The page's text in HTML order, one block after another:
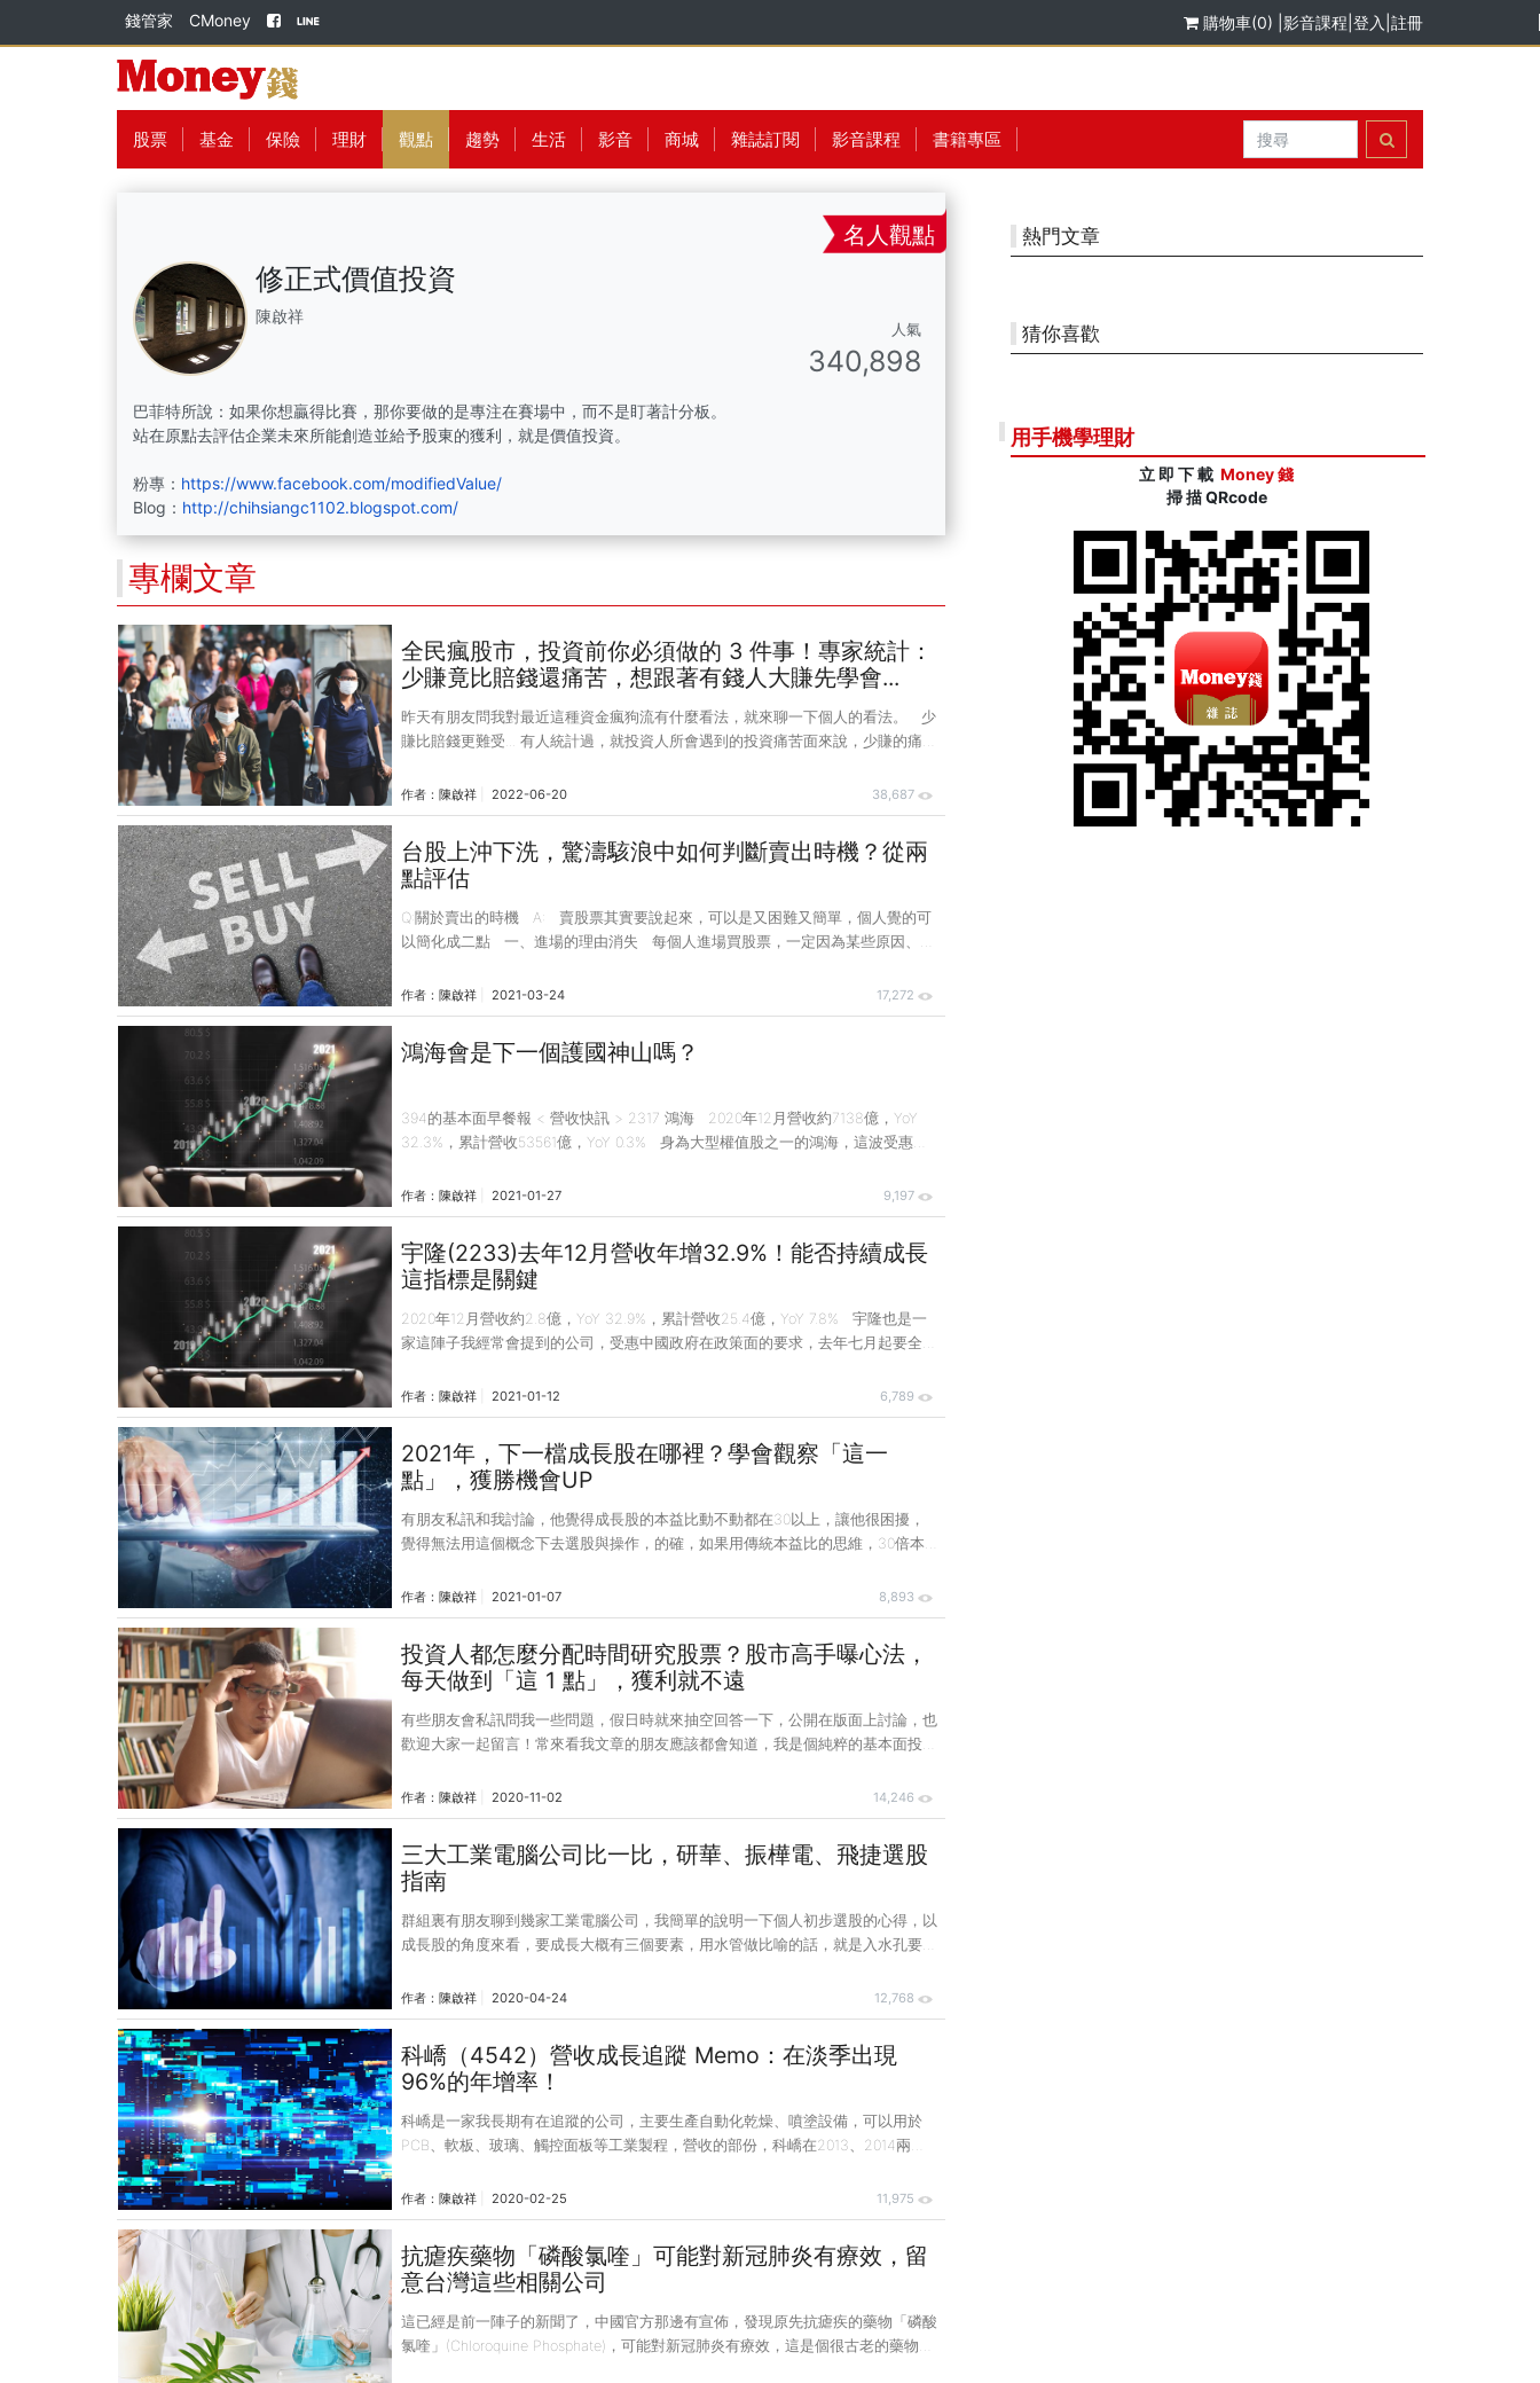
錢管家 CMoney 購物車(0) 影音課程 登入 註冊
股票 基金 保險 理財 觀點 趨勢 生活 影音 商城 雜誌訂閱 影音課程 書籍專區
名人觀點
修正式價值投資
陳啟祥
人氣
340,898
巴菲特所說：如果你想贏得比賽，那你要做的是專注在賽場中，而不是盯著計分板。
站在原點去評估企業未來所能創造並給予股東的獲利，就是價值投資。
粉專： https://www.facebook.com/modifiedValue/
Blog： http://chihsiangc1102.blogspot.com/
專欄文章
全民瘋股市，投資前你必須做的 3 件事！專家統計：
少賺竟比賠錢還痛苦，想跟著有錢人大賺先學會...
昨天有朋友問我對最近這種資金瘋狗流有什麼看法，就來聊一下個人的看法。 少
賺比賠錢更難受... 有人統計過，就投資人所會遇到的投資痛苦面來說，少賺的痛苦
賺，自己沒賺反而比自己賠錢還要難受，這樣的心態其實並不是很健康的。 遇到
這種時候，其實我都會請大家再一次的思考，你投資的中心思想是什麼，如果你是
屬於技術分析派的，就像左打遇到右手的下勾投手一樣，那麼這個盤很適合你，但
是如果你長期以來就不是靠這樣的方式得到投資成果，那我真的還是建議，冷靜下
來，仔細的再想一時，投資的根本是什麼，
作者： 陳啟祥 2022-06-20 38,687
台股上沖下洗，驚濤駭浪中如何判斷賣出時機？從兩
點評估
Q:關於賣出的時機 A: 賣股票其實要說起來，可以是又困難又簡單，個人覺的可
以簡化成二點 一、進場的理由消失 每個人進場買股票，一定因為某些原因、某
就可以思考下一步的操作，因為在不同的時間點，會有不同的資訊量，而新增的資
訊量，也可能讓你修正進場的理由。 稍微用具體一點的例子來說，如果你基於分
析後得出，某家公司去年Q4的財報會超出市場預期而進行買入的動作，那麼當這
家公司的財報出來的確超過市場的預估
作者： 陳啟祥 2021-03-24 17,272
鴻海會是下一個護國神山嗎？
394的基本面早餐報 < 營收快訊 > 2317 鴻海 2020年12月營收約7138億，YoY
32.3%，累計營收53561億，YoY 0.3% 身為大型權值股之一的鴻海，這波受惠電
間，但個人覺得鴻海除了話題性和權值股的特性外，其實12月營收也露透著一些訊
息，受惠iphone 12 Pro及Pro Max銷售及需求高於原本的預期，所以鴻海Q4的營收
YoY來到15%左右，而前年同期的EPS有3.45元，合理推測去年Q4的EPS可以超過
作者： 陳啟祥 2021-01-27 9,197
宇隆(2233)去年12月營收年增32.9%！能否持續成長
這指標是關鍵
2020年12月營收約2.8億，YoY 32.9%，累計營收25.4億，YoY 7.8% 宇隆也是一
家這陣子我經常會提到的公司，受惠中國政府在政策面的要求，去年七月起要全面
11月，11月年增率仍然是成長的，來到18%左右，只是跟前幾個月的大幅成長(大於
30%)相比是稍微退步，最主要的原因是，原本年底就是商用車銷售的旺季，以19
年9-11月的數字來看，就是逐月增長的狀況，而近幾個月中國商用車的銷售數字也
都在頂峰了，基期拉高就會看到年增率下滑。(建議可以去財經M平方網站看一下
詳
作者： 陳啟祥 2021-01-12 6,789
2021年，下一檔成長股在哪裡？學會觀察「這一
點」，獲勝機會UP
有朋友私訊和我討論，他覺得成長股的本益比動不動都在30以上，讓他很困擾，
覺得無法用這個概念下去選股與操作，的確，如果用傳統本益比的思維，30倍本
決策時會再三思考的，所以，這邊我提出二個個人的投資觀點給大家參考，在面對
成長股時，使用本益比這個數字時可以稍微轉念一下。 1 請用未來的本益比來評估
如果打開各大網站提供的本益比數據，通常大都是用近四季加總或是直接用去年
的EPS來當做本益比計算的標準，當然，這種計算方式會有很大的評估偏差，其實
我個人在評估時，所用來當做評估標準的E
作者： 陳啟祥 2021-01-07 8,893
投資人都怎麼分配時間研究股票？股市高手曝心法，
每天做到「這 1 點」，獲利就不遠
有些朋友會私訊問我一些問題，假日時就來抽空回答一下，公開在版面上討論，也
歡迎大家一起留言！常來看我文章的朋友應該都會知道，我是個純粹的基本面投資
司的營運狀態，過低或是過高的價格，終究會回歸到他合理的價值上。可是，很明
顯的，我們的生活並不只有投資，還有工作、家事、休閒活動或是顧小孩……等等
的工作要做，每個人都會覺得時間不夠，那到底要怎麼分配呢？或是有沒有什麼速
成的方式？很可惜的！在這邊我必須很老實的跟大家說，投資就是一步一腳印的累
積，沒有什麼神奇的東西能讓你一口氣就變成高手，因
作者： 陳啟祥 2020-11-02 14,246
三大工業電腦公司比一比，研華、振樺電、飛捷選股
指南
群組裏有朋友聊到幾家工業電腦公司，我簡單的說明一下個人初步選股的心得，以
成長股的角度來看，要成長大概有三個要素，用水管做比喻的話，就是入水孔要大
變小)，除了第三點在台股比較少見外，前二點都是我初期篩選時的觀察重點。 以
營收和毛利變化來看，2395是連年成長，非常好，毛利率微幅下跌，還不算太失
控，所以EPS也還能成長，8114則是2017、2018飛躍式成長，2019持平，但毛利
率掉了一階，再加上股本擴增，所以EPS並沒有跟著成長上來，6206在2018年前
走法也是營收增毛利降，不過2019你明顯
作者： 陳啟祥 2020-04-24 12,768
科嶠（4542）營收成長追蹤 Memo：在淡季出現
96%的年增率！
科嶠是一家我長期有在追蹤的公司，主要生產自動化乾燥、噴塗設備，可以用於
PCB、軟板、玻璃、觸控面板等工業製程，營收的部份，科嶠在2013、2014兩年
17、18年則又緩步回昇到6億上下，以銷售地區來看，科嶠產品營收來源主要還是
出口佔了營收八成，特別是中國，科嶠的營收是採出貨時認列，但合約負債的部
份，19年從Q1到Q3的數字分別是1.46、1.52、1.37億，相較前一個年度的1.2億，只
能說是略為增加，因此2020年如果美中貿易戰和緩，中國PCB廠商加大擴廠需
求，這樣才有機會持續將營收加溫。 &
作者： 陳啟祥 2020-02-25 11,975
抗瘧疾藥物「磷酸氯喹」可能對新冠肺炎有療效，留
意台灣這些相關公司
這已經是前一陣子的新聞了，中國官方那邊有宣佈，發現原先抗瘧疾的藥物「磷酸
氯喹」(Chloroquine Phosphate)，可能對新冠肺炎有療效，這是個很古老的藥物，
熱門文章
猜你喜歡
用手機學理財
立 即 下 載 Money 錢
掃 描 QRcode